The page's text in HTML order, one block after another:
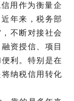
用作为衡量企
年来，税务部
不断对接社会
资授信、项目
利。特别是在
纳税信用转化